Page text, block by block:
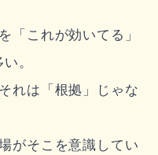
「これが効いてる」
。
れは「根拠」じゃな
がそこを意識してい